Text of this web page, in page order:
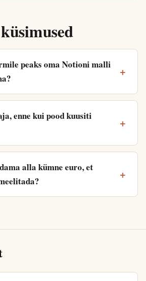
peaks oma Notioni malli
enne kui pood kuusiti
alla kümne euro, et